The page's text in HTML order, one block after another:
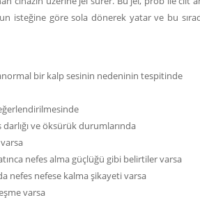
isteğine göre sola dönerek yatar ve bu
bir kalp sesinin nedeninin tespitinde
ve öksürük durumlarında
nefes alma güçlüğü gibi belirtiler varsa
nefes nefese kalma şikayeti varsa
varsa